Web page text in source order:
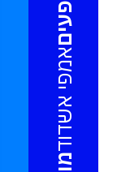
מופעים
אמפי אשדוד